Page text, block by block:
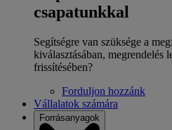
csapatunkkal
Segítségre van szüksége a
kiválasztásában, megrendelés
frissítésében?
Forduljon hozzánk
Vállalatok számára
Forrásanyagok